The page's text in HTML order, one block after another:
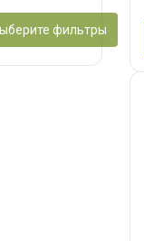
фильтры